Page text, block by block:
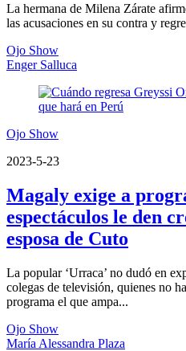
La hermana de Milena Zárate
las acusaciones en su contra y
Ojo Show
Enger Salluca
Ojo Show
2023-5-23
Magaly exige a
espectáculos le den
esposa de Cuto
La popular ‘Urraca’ no dudó en
colegas de televisión, quienes no
programa el que ampa...
Ojo Show
María Alessandra Plaza